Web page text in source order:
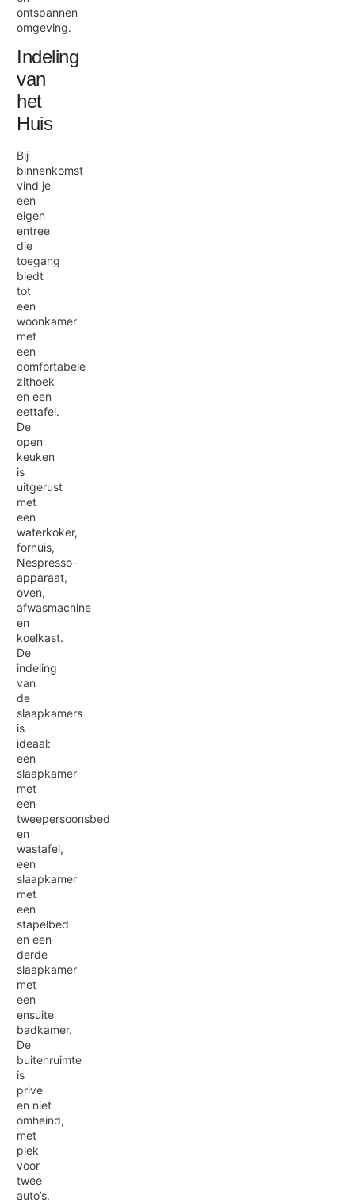
ontspannen
omgeving.
Indeling
van
het
Huis
Bij
binnenkomst
vind je
een
eigen
entree
die
toegang
biedt
tot
een
woonkamer
met
een
comfortabele
zithoek
en een
eettafel.
De
open
keuken
is
uitgerust
met
een
waterkoker,
fornuis,
Nespresso-
apparaat,
oven,
afwasmachine
en
koelkast.
De
indeling
van
de
slaapkamers
is
ideaal:
een
slaapkamer
met
een
tweepersoonsbed
en
wastafel,
een
slaapkamer
met
een
stapelbed
en een
derde
slaapkamer
met
een
ensuite
badkamer.
De
buitenruimte
is
privé
en niet
omheind,
met
plek
voor
twee
auto’s.